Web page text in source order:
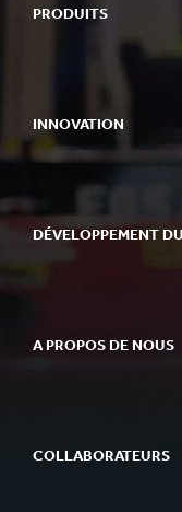
PRODUITS
INNOVATION
DÉVELOPPEMENT
A PROPOS DE NOUS
COLLABORATEURS